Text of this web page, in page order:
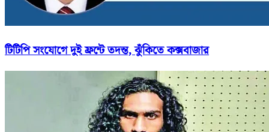
টিটিপি সংযোগে দুই ফ্রন্টে তদন্ত, ঝুঁকিতে কক্সবাজার